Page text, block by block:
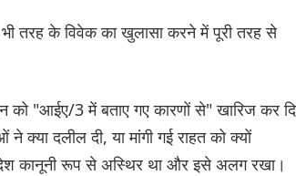
तरह के विवेक का खुलासा करने में पूरी तरह से
को "आईए/3 में बताए गए कारणों से" खारिज कर
क्या दलील दी, या मांगी गई राहत को क्यों
आदेश कानूनी रूप से अस्थिर था और इसे अलग रखा।